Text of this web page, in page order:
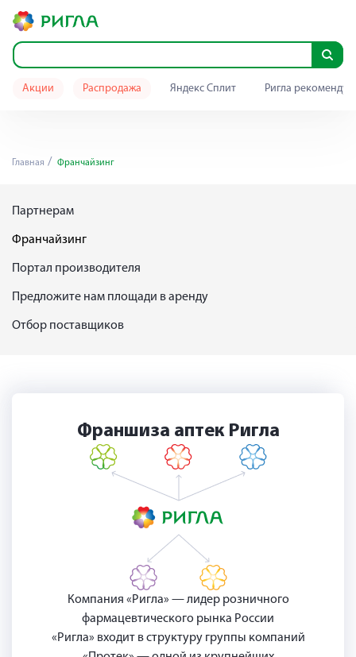
Акции Распродажа Яндекс Сплит Ригла
Главная Франчайзинг
Партнерам
Франчайзинг
Портал производителя
Предложите нам площади в аренду
Отбор поставщиков
Франшиза аптек Ригла
Компания «Ригла» — лидер розничного
фармацевтического рынка России
«Ригла» входит в структуру группы компаний